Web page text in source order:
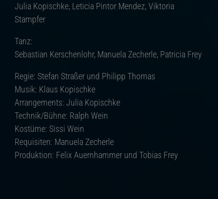
Julia Kopischke, Leticia Pintor Mendez, Viktoria
Stampfer
Tanz:
Sebastian Kerschenlohr, Manuela Zecherle, Patricia Frey
Regie: Stefan Straßer und Philipp Thomas
Musik: Klaus Kopischke
Arrangements: Julia Kopischke
Technik/Bühne: Ralph Wein
Kostüme: Sissi Wein
Requisiten: Manuela Zecherle
Produktion: Felix Auernhammer und Tobias Frey